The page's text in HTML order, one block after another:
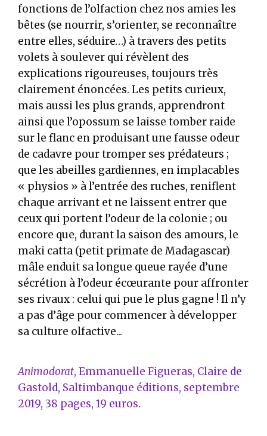
fonctions de l’olfaction chez nos amies les
bêtes (se nourrir, s’orienter, se reconnaître
entre elles, séduire…) à travers des petits
volets à soulever qui révèlent des
explications rigoureuses, toujours très
clairement énoncées. Les petits curieux,
mais aussi les plus grands, apprendront
ainsi que l’opossum se laisse tomber raide
sur le flanc en produisant une fausse odeur
de cadavre pour tromper ses prédateurs ;
que les abeilles gardiennes, en implacables
« physios » à l’entrée des ruches, reniflent
chaque arrivant et ne laissent entrer que
ceux qui portent l’odeur de la colonie ; ou
encore que, durant la saison des amours, le
maki catta (petit primate de Madagascar)
mâle enduit sa longue queue rayée d’une
sécrétion à l’odeur écœurante pour affronter
ses rivaux : celui qui pue le plus gagne ! Il n’y
a pas d’âge pour commencer à développer
sa culture olfactive...
Animodorat, Emmanuelle Figueras, Claire de
Gastold, Saltimbanque éditions, septembre
2019, 38 pages, 19 euros.